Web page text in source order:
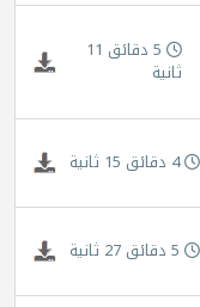
5 دقائق 11
ثانية
4 دقائق 15 ثانية
5 دقائق 27 ثانية